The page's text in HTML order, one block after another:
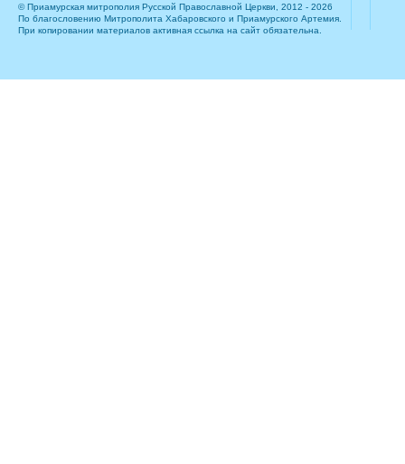
© Приамурская митрополия Русской Православной Церкви, 2012 - 2026
По благословению Митрополита Хабаровского и Приамурского Артемия.
При копировании материалов активная ссылка на сайт обязательна.